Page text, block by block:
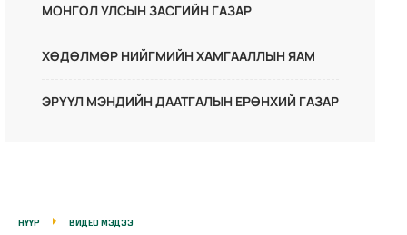
МОНГОЛ УЛСЫН ЗАСГИЙН ГАЗАР
ХӨДӨЛМӨР НИЙГМИЙН ХАМГААЛЛЫН ЯАМ
ЭРҮҮЛ МЭНДИЙН ДААТГАЛЫН ЕРӨНХИЙ ГАЗАР
НҮҮР ВИДЕО МЭДЭЭ